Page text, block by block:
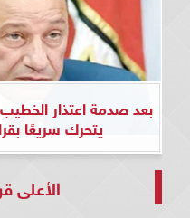
بعد صدمة اعتذار
يتحرك سريعًا
الأعلى